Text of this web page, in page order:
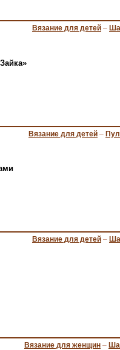
Вязание для детей –
Вязание для детей –
Вязание для детей –
Вязание для женщин –